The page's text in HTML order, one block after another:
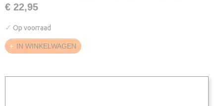
€ 22,95
✓ Op voorraad
IN WINKELWAGEN